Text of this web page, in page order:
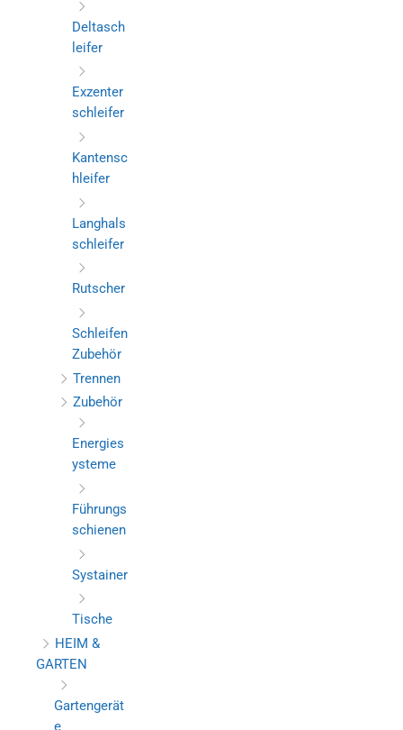
Deltasch
leifer
Exzenter
schleifer
Kantensc
hleifer
Langhals
schleifer
Rutscher
Schleifen
Zubehör
Trennen
Zubehör
Energies
ysteme
Führungs
schienen
Systainer
Tische
HEIM &
GARTEN
Gartengerät
e